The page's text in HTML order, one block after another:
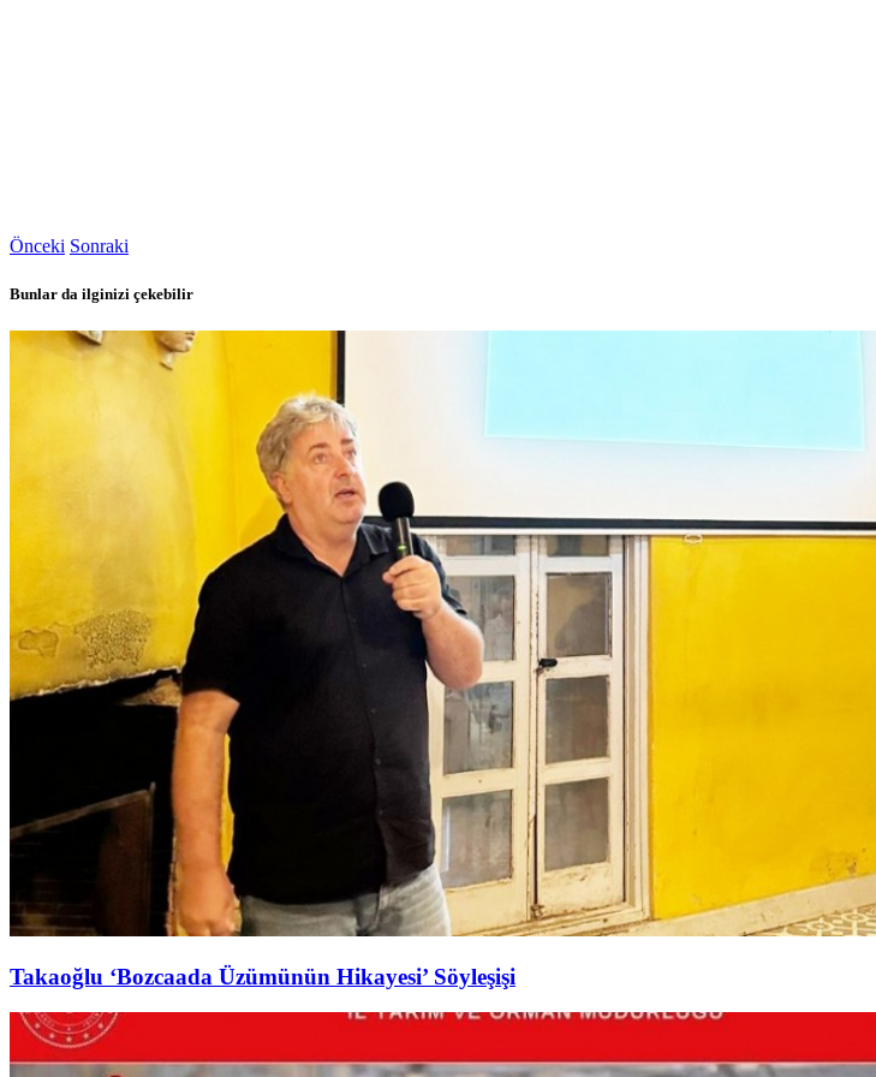
Önceki Sonraki
Bunlar da ilginizi çekebilir
Takaoğlu ‘Bozcaada Üzümünün Hikayesi’ Söyleşişi